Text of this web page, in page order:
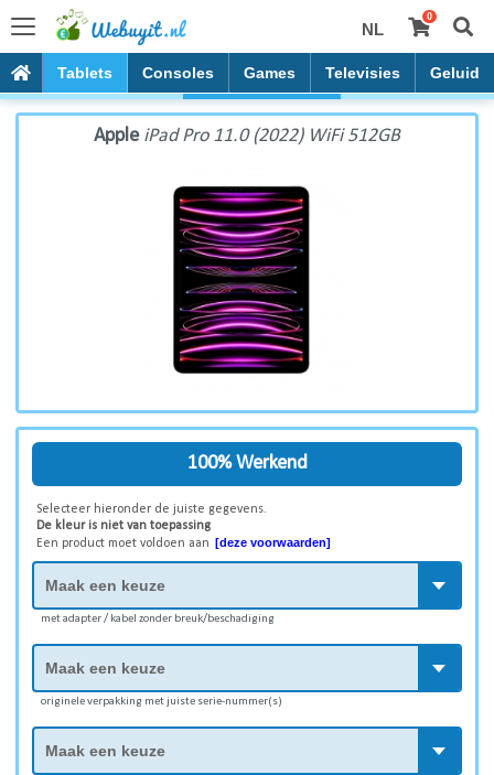
NL
0
Tablets Consoles Games Televisies Geluid
Apple iPad Pro 11.0 (2022) WiFi 512GB
Apple iPad Pro 11.0 (2022) WiFi 512GB
100% Werkend
Selecteer hieronder de juiste gegevens.
De kleur is niet van toepassing
Een product moet voldoen aan [deze voorwaarden]
met adapter / kabel zonder breuk/beschadiging
originele verpakking met juiste serie-nummer(s)